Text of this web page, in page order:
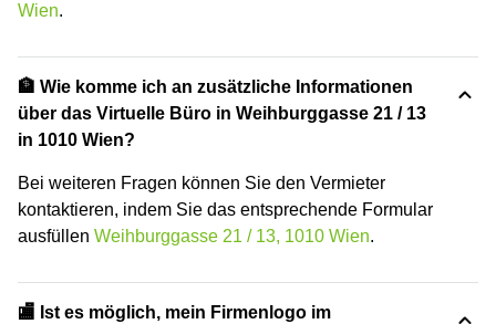
Wien.
🏦 Wie komme ich an zusätzliche Informationen
über das Virtuelle Büro in Weihburggasse 21 / 13
in 1010 Wien?
Bei weiteren Fragen können Sie den Vermieter
kontaktieren, indem Sie das entsprechende Formular
ausfüllen Weihburggasse 21 / 13, 1010 Wien.
🏬 Ist es möglich, mein Firmenlogo im